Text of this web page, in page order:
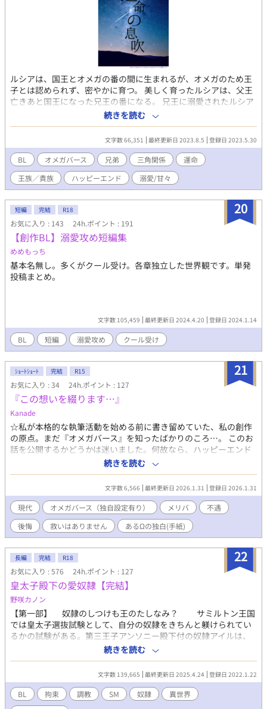
ルシアは、国王とオメガの番の間に生まれるが、オメガのため王
子とは認められず、密やかに育つ。 美しく育ったルシアは、父王
亡きあと国王になった兄王の番になる。 兄王に溺愛されたルシア
は、兄王の庇護のもと穏やかに暮らしていたが、運命のアルファ
と出会う。 ルシアの運命のアルファとは……。 西洋の中世を想定
とした、オメガバースですが、かなりの独自視点、想定が入りま
す。あくまでも私独自の創作オメガバースと思ってください。楽
しんでいただければ幸いです。
続きを読む
文字数 66,351 最終更新日 2023.8.5 登録日 2023.5.30
BL オメガバース 兄弟 三角関係
運命
王族／貴族
ハッピーエンド 溺愛/甘々
20
短編 完結 R18
お気に入り : 143 24h.ポイント : 191
【創作BL】溺愛攻め短編集
めめもっち
基本名無し。多くがクール受け。各章独立した世界観です。単発
投稿まとめ。
文字数 105,459 最終更新日 2024.4.20 登録日 2024.1.14
BL 短編 溺愛攻め クール受け
21
ｼｮｰﾄｼｮｰﾄ 完結 R15
お気に入り : 34 24h.ポイント : 127
『この想いを綴ります…』
Kanade
☆私が本格的な執筆活動を始める前に書き留めていた、私の創作
の原点。まだ『オメガバース』を知ったばかりのころ…。 このお
話を公開するかどうかは迷いました。何故なら、ハッピーエンド
ではないからです。 けれど、このまま眠らせておく事はしたくあ
りませんでした。 あるΩの青年の生き様…。彼が精一杯生きた証
を…。 皆様の心に少しでも何か響くものがあれば…と思います。
✻まだ執筆に対して右も左も分からない頃に書いたものですの
で、拙い部分は多々あると思いますが、ご容赦ください。 ✻ハッ
ピーエンド以外は許せない…という方は、このまま退出してくだ
さい。
続きを読む
文字数 6,566 最終更新日 2026.1.31 登録日 2026.1.31
現代 オメガバース（独自設定有り） メリバ
不遇
後悔
救いはありません あるΩの独白(手紙)
22
長編 完結 R18
お気に入り : 576 24h.ポイント : 127
皇太子殿下の愛奴隷【完結】
野咲カノン
【第一部】 奴隷のしつけも王のたしなみ？ サミルトン王国
では皇太子選抜試験として、自分の奴隷をきちんと躾けられてい
るかの試験がある。第三王子アンソニー殿下付の奴隷アイルは、
まだ調教がはじまったばかりの新人。未熟ながらも、自分のご主
人様を皇太子にするため必死に頑張る！ 時に失敗してお仕置き
され、たまにはご褒美ももらいながら課題をクリアする、健気な
アイルが活躍します！ 基本のカップリングはアンソニー×ア
イルですが、モブ×アイルの描写が多め。アンソニー×アイルは
なんだかんだ最終ラブラブエッチですが、モブ×アイルは鬼畜度
続きを読む
文字数 139,665 最終更新日 2025.4.24 登録日 2022.1.22
BL 拘束 調教 SM 奴隷
異世界